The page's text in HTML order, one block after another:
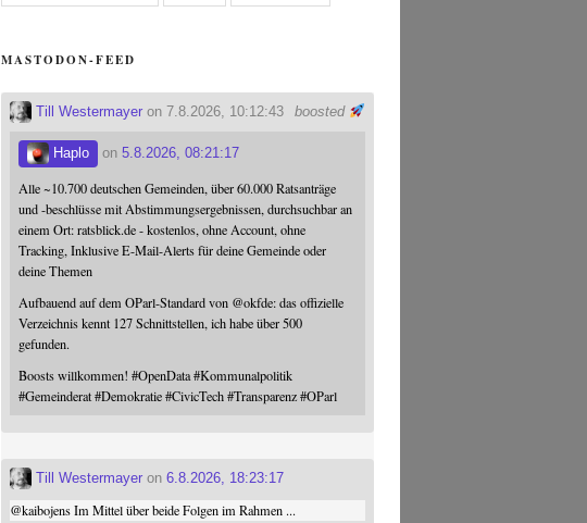
MASTODON-FEED
boosted
Till Westermayer on 7.8.2026, 10:12:43
Haplo on5.8.2026, 08:21:17
Alle ~10.700 deutschen Gemeinden, über 60.000 Ratsanträge
und -beschlüsse mit Abstimmungsergebnissen, durchsuchbar an
einem Ort: ratsblick.de - kostenlos, ohne Account, ohne
Tracking, Inklusive E-Mail-Alerts für deine Gemeinde oder
deine Themen
Aufbauend auf dem OParl-Standard von @okfde: das offizielle
Verzeichnis kennt 127 Schnittstellen, ich habe über 500
gefunden.
Boosts willkommen!#OpenData #Kommunalpolitik
#Gemeinderat #Demokratie #CivicTech #Transparenz #OParl
Till Westermayer on6.8.2026, 18:23:17
@kaibojensIm Mittel über beide Folgen im Rahmen ...